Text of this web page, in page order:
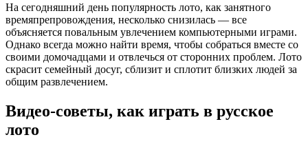
На сегодняшний день популярность лото, как занятного
времяпрепровождения, несколько снизилась — все
объясняется повальным увлечением компьютерными играми.
Однако всегда можно найти время, чтобы собраться вместе со
своими домочадцами и отвлечься от сторонних проблем. Лото
скрасит семейный досуг, сблизит и сплотит близких людей за
общим развлечением.
Видео-советы, как играть в русское
лото